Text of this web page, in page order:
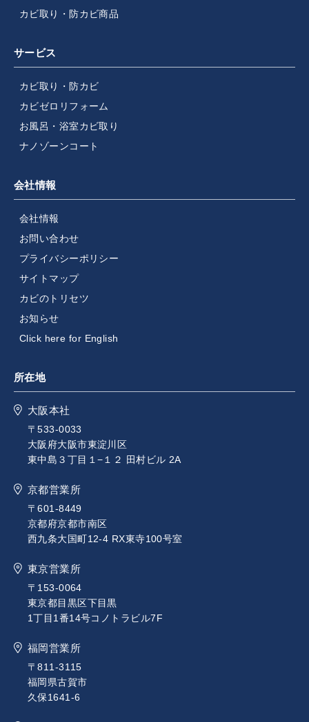
カビ取り・防カビ商品
サービス
カビ取り・防カビ
カビゼロリフォーム
お風呂・浴室カビ取り
ナノゾーンコート
会社情報
会社情報
お問い合わせ
プライバシーポリシー
サイトマップ
カビのトリセツ
お知らせ
Click here for English
所在地
大阪本社
〒533-0033
大阪府大阪市東淀川区
東中島３丁目１−１２ 田村ビル 2A
京都営業所
〒601-8449
京都府京都市南区
西九条大国町12-4 RX東寺100号室
東京営業所
〒153-0064
東京都目黒区下目黒
1丁目1番14号コノトラビル7F
福岡営業所
〒811-3115
福岡県古賀市
久保1641-6